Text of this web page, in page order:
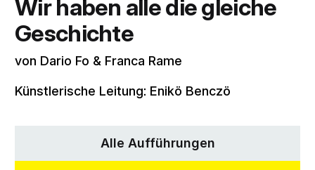
Wir haben alle die gleiche
Geschichte
von Dario Fo & Franca Rame
Künstlerische Leitung: Enikö Benczö
Alle Aufführungen